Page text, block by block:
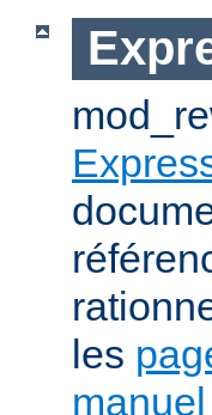
les